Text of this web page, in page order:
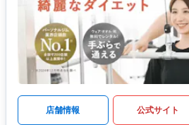
店舗情報 公式サイト